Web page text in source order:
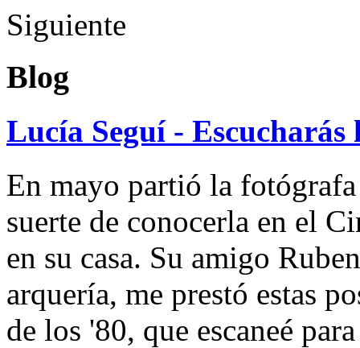
Siguiente
Blog
Lucía Seguí - Escucharás
En mayo partió la
suerte de conocerla en el
en su casa. Su amigo
arquería, me prestó estas
de los '80, que escaneé